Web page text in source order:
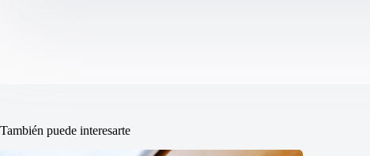
También puede interesarte